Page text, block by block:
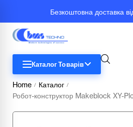
Безкоштовна доставка
Каталог Товарів
STEM
Home / Каталог /
Робот-конструктор Makeblock XY-